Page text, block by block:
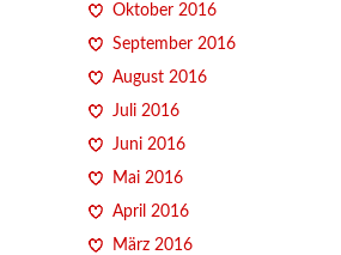
Oktober 2016
September 2016
August 2016
Juli 2016
Juni 2016
Mai 2016
April 2016
März 2016